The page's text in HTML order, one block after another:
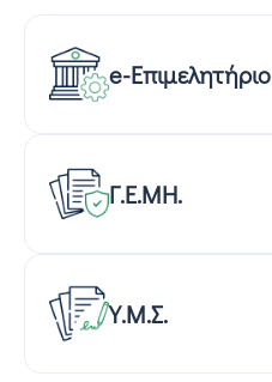
e-Επιμελητήριο
Γ.Ε.ΜΗ.
Υ.Μ.Σ.